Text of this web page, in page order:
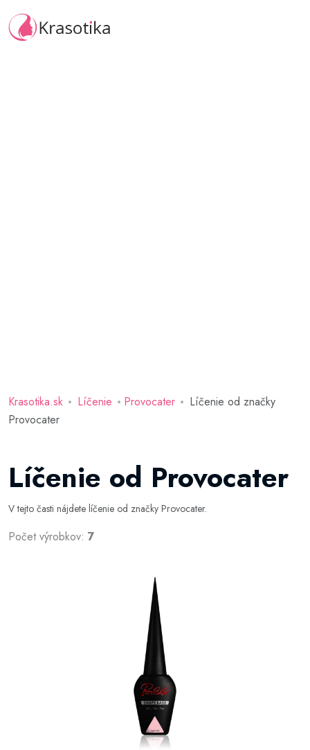
Krasotika.sk Líčenie Provocater
Líčenie od značky
Provocater
Líčenie od Provocater
V tejto časti nájdete líčenie od značky Provocater.
Počet výrobkov: 7